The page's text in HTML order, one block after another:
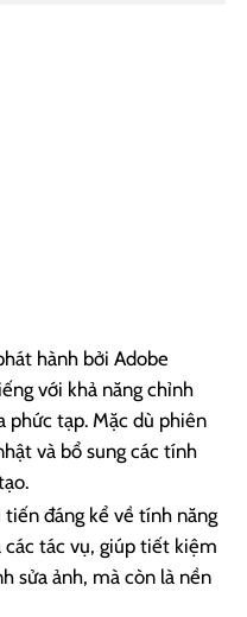
hành bởi Adobe
với khả năng chỉnh
phức tạp. Mặc dù phiên
và bổ sung các tính
đáng kể về tính năng
các tác vụ, giúp tiết kiệm
sửa ảnh, mà còn là nền